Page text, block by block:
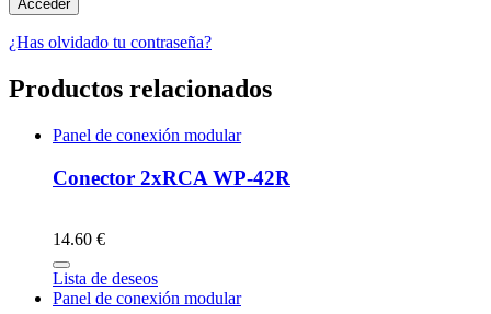
¿Has olvidado tu contraseña?
Productos relacionados
Panel de conexión modular
Conector 2xRCA WP-42R
14.60 €
Lista de deseos
Panel de conexión modular